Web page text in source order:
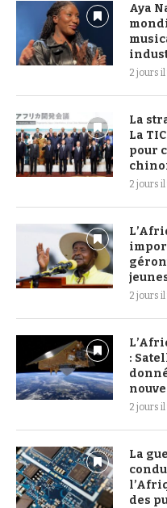
Aya
2 jours il
La
La
pour
2 jours il
2 jours il
:
2 jours il
La
des